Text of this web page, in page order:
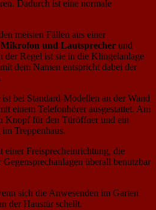
Dadurch ist eine normale
meisten Fällen aus einer
und Lautsprecher und
der Regel ist sie in die Klingelanlage
dem Namen entspricht dabei der
bei Standard-Modellen an der Wand
einem Telefonhörer ausgestattet. Am
Knopf für den Türöffner und ein
Treppenhaus.
einer Freisprecheinrichtung, die
überall benutzbar
sich die Anwesenden im Garten
der Haustür schellt.